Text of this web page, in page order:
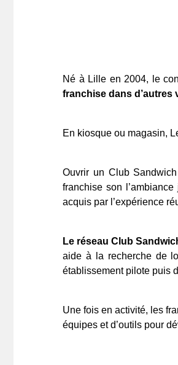
Né à Lille en 2004, le
franchise dans d’autres
En kiosque ou magasin,
Ouvrir un Club
franchise son
acquis par l’expérience
Le réseau Club
aide à la recherche de
établissement pilote puis
Une fois en activité, les
équipes et d’outils pour